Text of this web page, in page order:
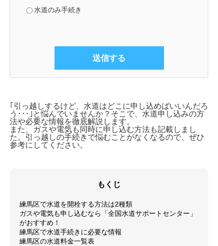
水道のみ手続き
｢引っ越しするけど、水道はどこに申し込めばいいんだろ
う･･･｣と悩んでいませんか？そこで、 水道申し込みの方
法や必要な情報を徹底解説します。
また、ガスや電気も同時に申し込む方法も記載しまし
た。引っ越しの手続きで悩むことがなくなるので、ぜひ
参考にしてください。
もくじ
練馬区で水道を開栓する方法は2種類
ガスや電気も申し込むなら「全国水道サポートセンター」
がおすすめ！
練馬区で水道手続きに必要な情報
練馬区の水道料金一覧表